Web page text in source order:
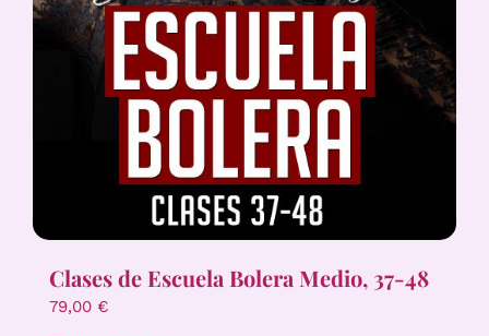
Clases de Escuela Bolera Medio, 37-48
79,00 €